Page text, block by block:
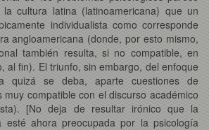
cultura latina (latinoamericana) que un
individualista como corresponde
angloamericana (donde, por esto mismo,
también resulta, si no compatible, en
al fin). El triunfo, sin embargo, del enfoque
quizá se deba, aparte cuestiones de
muy compatible con el discurso académico
[No deja de resultar irónico que la
esté ahora preocupada por la psicología